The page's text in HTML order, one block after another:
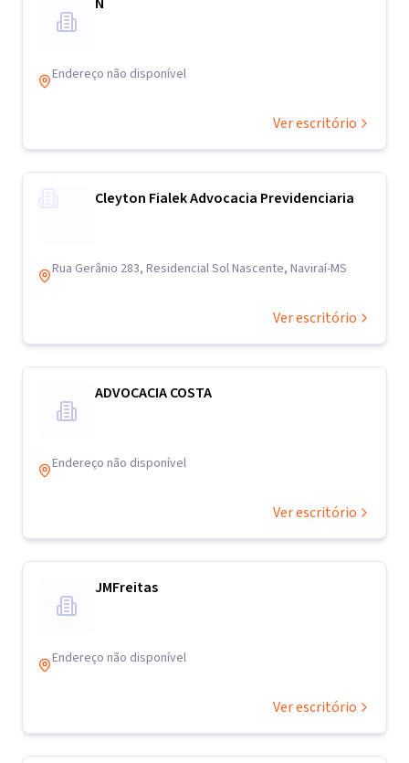
Endereço não disponível
Ver escritório
Cleyton Fialek Advocacia Previdenciaria
Rua Gerânio 283, Residencial Sol Nascente, Naviraí-MS
Ver escritório
ADVOCACIA COSTA
Endereço não disponível
Ver escritório
JMFreitas
Endereço não disponível
Ver escritório